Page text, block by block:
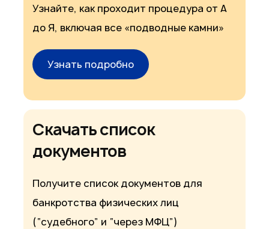
Узнайте, как проходит процедура от А
до Я, включая все «подводные камни»
Узнать подробно
Скачать список
документов
Получите список документов для
банкротства физических лиц
(“судебного” и “через МФЦ”)